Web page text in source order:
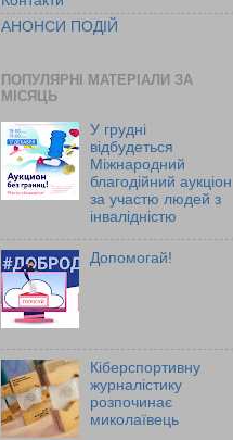
АНОНСИ ПОДІЙ
ПОПУЛЯРНІ МАТЕРІАЛИ ЗА
МІСЯЦЬ
У грудні
відбудеться
Міжнародний
благодійний аукціон
за участю людей з
інвалідністю
Допомогай!
Кіберспортивну
журналістику
розпочинає
миколаївець